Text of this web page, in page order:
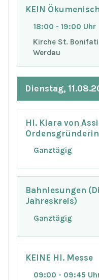
© OpenStreetMap
KEIN
18:00 - 19:00 Uhr
Kirche St.
Werdau
Dienstag,
Hl. Klara von
Ordensgründerin
Ganztägig
Bahnlesungen
Jahreskreis)
Ganztägig
KEINE Hl. Messe
09:00 - 09:45